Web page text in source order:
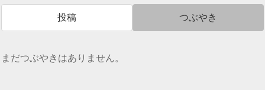
投稿 つぶやき
まだつぶやきはありません。